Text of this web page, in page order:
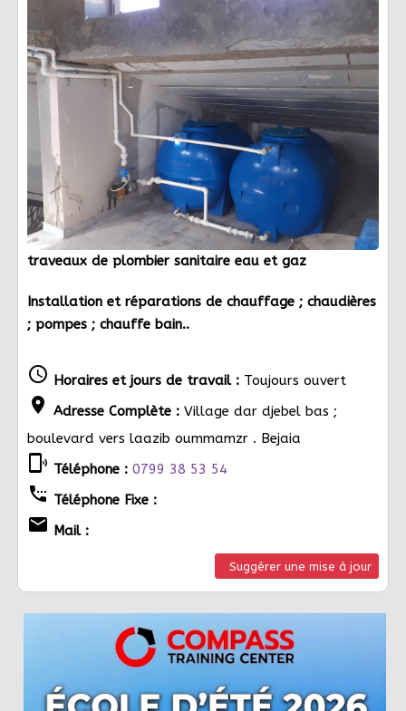
traveaux de plombier sanitaire eau et gaz
Installation et réparations de chauffage ; chaudières
; pompes ; chauffe bain..
schedule Horaires et jours de travail : Toujours ouvert
location_on Adresse Complète : Village dar djebel bas ;
boulevard vers laazib oummamzr . Bejaia
phonelink_ring Téléphone : 0799 38 53 54
settings_phone Téléphone Fixe :
email Mail :
Suggérer une mise à jour